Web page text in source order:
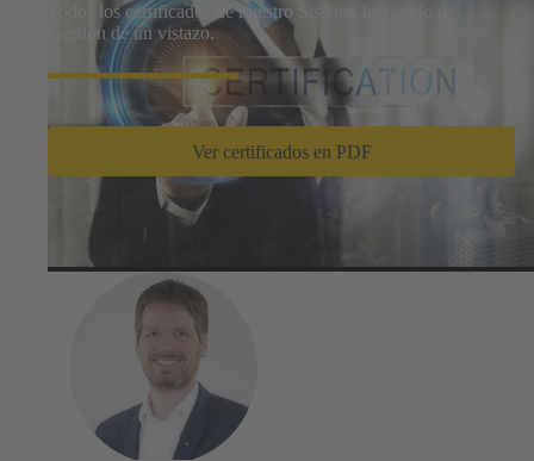
Todos los certificados de nuestro Sistema Integrado de
Gestión de un vistazo.
Ver certificados en PDF